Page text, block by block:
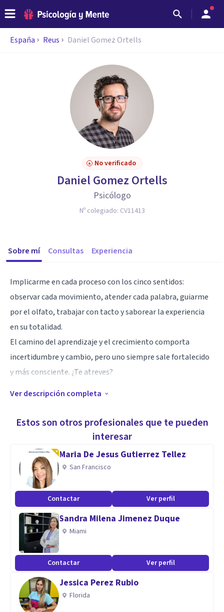
España Reus Daniel Gomez Ortells
No verificado
Daniel Gomez Ortells
Psicólogo
Nº colegiado: CV11413
Sobre mí Consultas Experiencia
Implicarme en cada proceso con los cinco sentidos:
observar cada movimiento, atender cada palabra, guiarme
por el olfato, trabajar con tacto y saborear la experiencia
en su totalidad.
El camino del aprendizaje y el crecimiento comporta
incertidumbre y cambio, pero uno siempre sale fortalecido
y más consciente. ¿Te atreves?
psicólogo clínico en consulta privada, psicólogo en el
ámbito de la discapacidad intelectual y como tallerista y
formador.
Aptitudes
Licenciado en Psicología, Terapeuta Gestalt, Experto en
Terapia Familiar y de Pareja y Máster en psicología clínica
desde el modelo Cognitivo-conductual. Estudios musicales
en la especialidad de trompa (Grado Medio).
Ver descripción completa
Estos son otros profesionales que te pueden
interesar
Maria De Jesus Gutierrez Tellez
San Francisco
Contactar Ver perfil
Sandra Milena Jimenez Duque
Miami
Contactar Ver perfil
Jessica Perez Rubio
Florida